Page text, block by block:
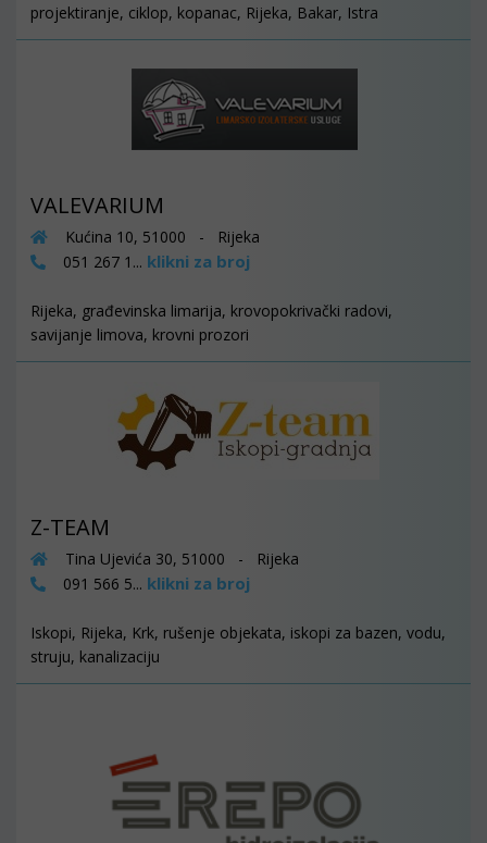
projektiranje, ciklop, kopanac, Rijeka, Bakar, Istra
VALEVARIUM
Kućina 10, 51000 - Rijeka
051 267 1... klikni za broj
Rijeka, građevinska limarija, krovopokrivački radovi,
savijanje limova, krovni prozori
Z-TEAM
Tina Ujevića 30, 51000 - Rijeka
091 566 5... klikni za broj
Iskopi, Rijeka, Krk, rušenje objekata, iskopi za bazen, vodu,
struju, kanalizaciju